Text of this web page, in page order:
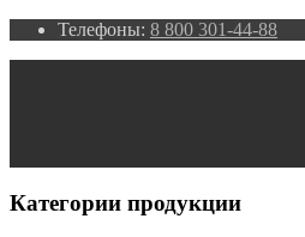
Телефоны: 8 800 301-44-88
Категории продукции